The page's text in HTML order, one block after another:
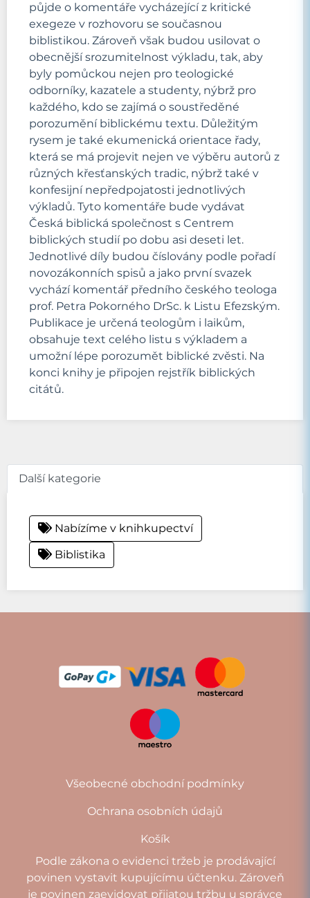
půjde o komentáře vycházející z kritické
exegeze v rozhovoru se současnou
biblistikou. Zároveň však budou usilovat o
obecnější srozumitelnost výkladu, tak, aby
byly pomůckou nejen pro teologické
odborníky, kazatele a studenty, nýbrž pro
každého, kdo se zajímá o soustředěné
porozumění biblickému textu. Důležitým
rysem je také ekumenická orientace řady,
která se má projevit nejen ve výběru autorů z
různých křesťanských tradic, nýbrž také v
konfesijní nepředpojatosti jednotlivých
výkladů. Tyto komentáře bude vydávat
Česká biblická společnost s Centrem
biblických studií po dobu asi deseti let.
Jednotlivé díly budou číslovány podle pořadí
novozákonních spisů a jako první svazek
vychází komentář předního českého teologa
prof. Petra Pokorného DrSc. k Listu Efezským.
Publikace je určená teologům i laikům,
obsahuje text celého listu s výkladem a
umožní lépe porozumět biblické zvěsti. Na
konci knihy je připojen rejstřík biblických
citátů.
Další kategorie
Nabízíme v knihkupectví
Biblistika
Všeobecné obchodní podmínky
Ochrana osobních údajů
Košík
Podle zákona o evidenci tržeb je prodávající
povinen vystavit kupujícímu účtenku. Zároveň
je povinen zaevidovat přijatou tržbu u správce